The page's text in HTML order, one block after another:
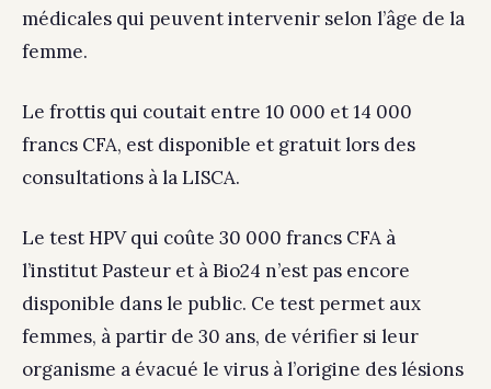
médicales qui peuvent intervenir selon l’âge de la
femme.
Le frottis qui coutait entre 10 000 et 14 000
francs CFA, est disponible et gratuit lors des
consultations à la LISCA.
Le test HPV qui coûte 30 000 francs CFA à
l’institut Pasteur et à Bio24 n’est pas encore
disponible dans le public. Ce test permet aux
femmes, à partir de 30 ans, de vérifier si leur
organisme a évacué le virus à l’origine des lésions